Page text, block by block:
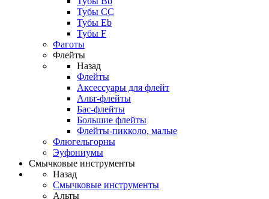
Тубы CC
Тубы Eb
Тубы F
Фаготы
Флейты
Назад
Флейты
Аксессуары для флейт
Альт-флейты
Бас-флейты
Большие флейты
Флейты-пикколо, малые
Флюгельгорны
Эуфониумы
Смычковые инструменты
Назад
Смычковые инструменты
Альты